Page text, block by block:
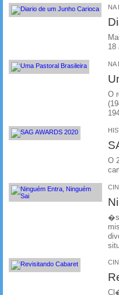
NA
18
NA
O
O
�s